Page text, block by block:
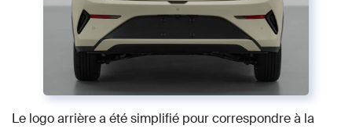
Le logo arrière a été simplifié pour correspondre à la